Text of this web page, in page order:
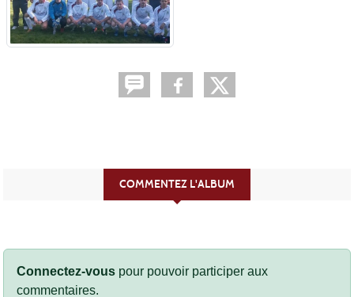
COMMENTEZ L'ALBUM
Connectez-vous pour pouvoir participer aux
commentaires.